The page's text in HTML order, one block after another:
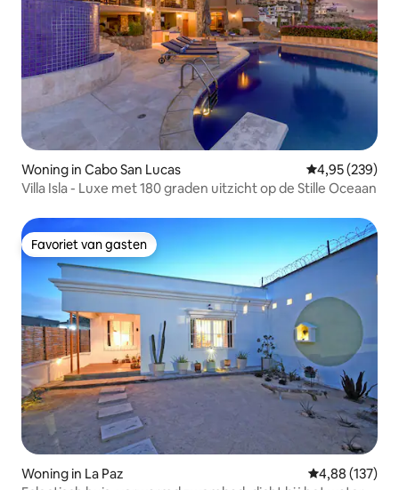
Woning in Cabo San Lucas Gemiddelde
4,95 (239)
Villa Isla - Luxe met 180 graden uitzicht op de Stille Oceaan
Favoriet van gasten
Favoriet van gasten
Woning in La Paz Gemiddelde
4,88 (137)